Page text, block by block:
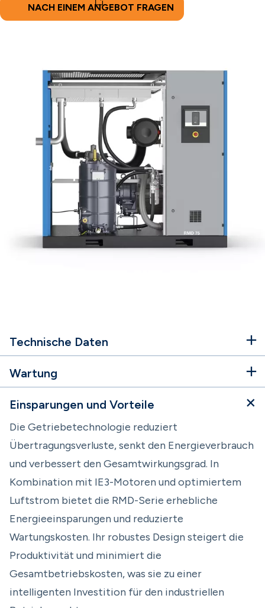
NACH EINEM ANGEBOT FRAGEN
Technische Daten
Wartung
Einsparungen und Vorteile
Die Getriebetechnologie reduziert
Übertragungsverluste, senkt den Energieverbrauch
und verbessert den Gesamtwirkungsgrad. In
Kombination mit IE3-Motoren und optimiertem
Luftstrom bietet die RMD-Serie erhebliche
Energieeinsparungen und reduzierte
Wartungskosten. Ihr robustes Design steigert die
Produktivität und minimiert die
Gesamtbetriebskosten, was sie zu einer
intelligenten Investition für den industriellen